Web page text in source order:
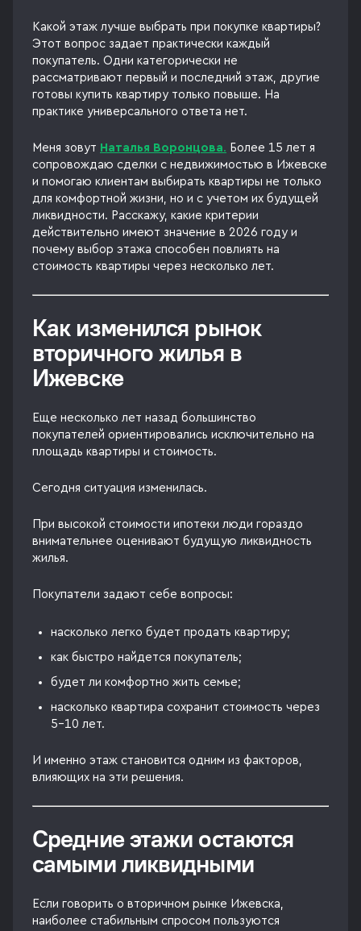
Какой этаж лучше выбрать при покупке квартиры?
Этот вопрос задает практически каждый
покупатель. Одни категорически не
рассматривают первый и последний этаж, другие
готовы купить квартиру только повыше. На
практике универсального ответа нет.
Меня зовут Наталья Воронцова. Более 15 лет я
сопровождаю сделки с недвижимостью в Ижевске
и помогаю клиентам выбирать квартиры не только
для комфортной жизни, но и с учетом их будущей
ликвидности. Расскажу, какие критерии
действительно имеют значение в 2026 году и
почему выбор этажа способен повлиять на
стоимость квартиры через несколько лет.
Как изменился рынок
вторичного жилья в
Ижевске
Еще несколько лет назад большинство
покупателей ориентировались исключительно на
площадь квартиры и стоимость.
Сегодня ситуация изменилась.
При высокой стоимости ипотеки люди гораздо
внимательнее оценивают будущую ликвидность
жилья.
Покупатели задают себе вопросы:
насколько легко будет продать квартиру;
как быстро найдется покупатель;
будет ли комфортно жить семье;
насколько квартира сохранит стоимость через
5–10 лет.
И именно этаж становится одним из факторов,
влияющих на эти решения.
Средние этажи остаются
самыми ликвидными
Если говорить о вторичном рынке Ижевска,
наиболее стабильным спросом пользуются